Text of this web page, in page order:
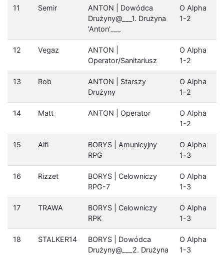
11 Semir
ANTON | Dowódca
Drużyny@___1. Drużyna
'Anton'___
O Alpha
1-2
12 Vegaz
ANTON |
Operator/Sanitariusz
O Alpha
1-2
13 Rob
ANTON | Starszy
Drużyny
O Alpha
1-2
14 Matt ANTON | Operator
O Alpha
1-2
15 Alfi
BORYS | Amunicyjny
RPG
O Alpha
1-3
16 Rizzet
BORYS | Celowniczy
RPG-7
O Alpha
1-3
17 TRAWA
BORYS | Celowniczy
RPK
O Alpha
1-3
18 STALKER14
BORYS | Dowódca
Drużyny@___2. Drużyna
O Alpha
1-3